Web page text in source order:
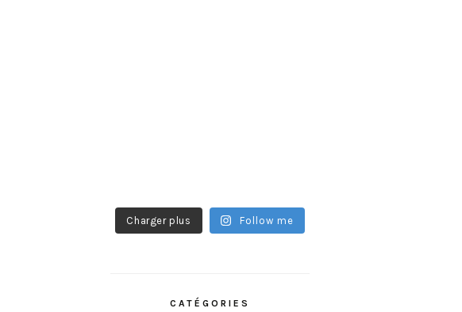
Charger plus Follow me
CATÉGORIES